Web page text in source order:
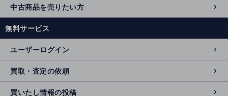
中古商品を売りたい方
無料サービス
ユーザーログイン
買取・査定の依頼
買いたし情報の投稿